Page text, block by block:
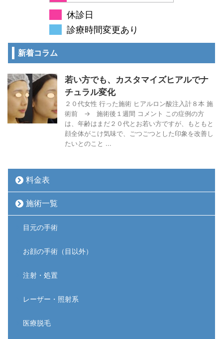
休診日
診療時間変更あり
新着コラム
若い方でも、カスタマイズヒアルでナ
チュラル変化
２０代女性 行った施術 ヒアルロン酸注入計８本 施
術前 → 施術後１週間 コメント この症例の方
は、年齢はまだ２０代とお若い方ですが、もともと
顔全体がこけ気味で、ごつごつとした印象を改善し
たいとのこと ...
料金表
施術一覧
目元の手術
お顔の手術（目以外）
注射・処置
レーザー・照射系
医療脱毛